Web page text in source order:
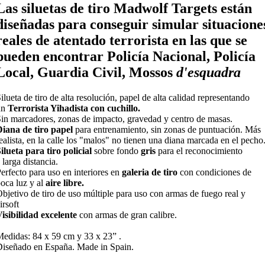
siluetas de tiro Madwolf Targets están
para conseguir simular
de atentado terrorista en las que se
encontrar Policía Nacional, Policía
Guardia Civil, Mossos d'esquadra
de tiro de alta resolución, papel de alta calidad representando
Terrorista Yihadista con cuchillo.
marcadores, zonas de impacto, gravedad y centro de masas.
de tiro papel para entrenamiento, sin zonas de puntuación. Más
en la calle los "malos" no tienen una diana marcada en el
para tiro policial sobre fondo gris para el reconocimiento
larga distancia.
para uso en interiores en galeria de tiro con condiciones de
luz y al aire libre.
de tiro de uso múltiple para uso con armas de fuego real y
excelente con armas de gran calibre.
84 x 59 cm y 33 x 23” .
en España. Made in Spain.